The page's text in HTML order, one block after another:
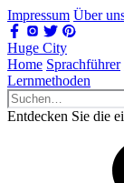
Impressum Über
Huge City
Home Sprachführer
Lernmethoden
Entdecken Sie die